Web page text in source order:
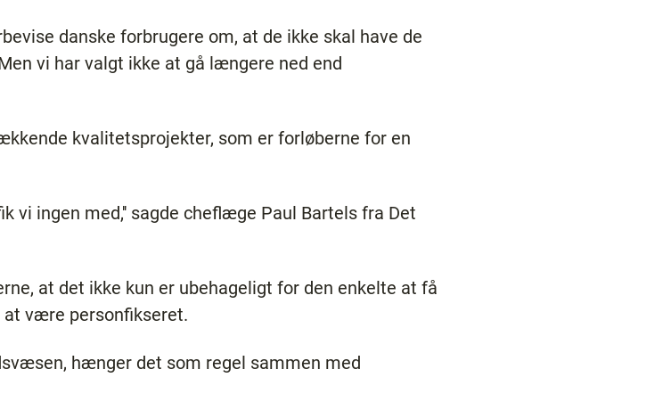
danske forbrugere om, at de ikke skal have de
vi har valgt ikke at gå længere ned end
kvalitetsprojekter, som er forløberne for en
vi ingen med,'' sagde cheflæge Paul Bartels fra Det
at det ikke kun er ubehageligt for den enkelte at få
være personfikseret.
hænger det som regel sammen med